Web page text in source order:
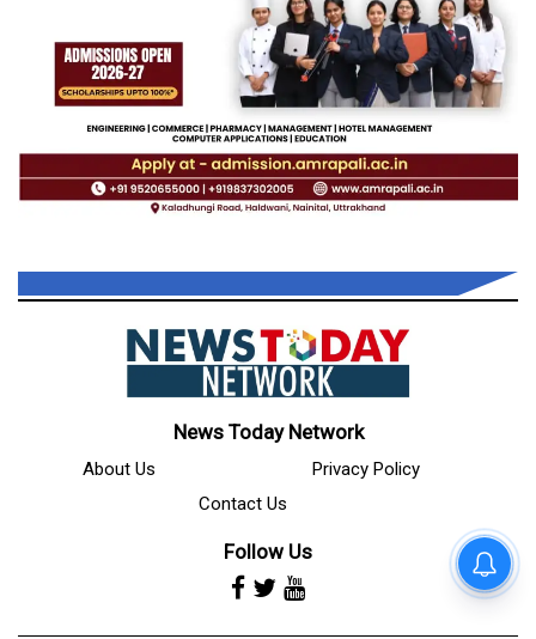
News Today Network
About Us
Privacy Policy
Contact Us
Follow Us